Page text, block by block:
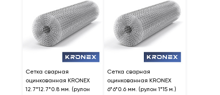
Сетка сварная
оцинкованная KRONEX
12.7*12.7*0.8 мм. (рулон
Сетка сварная
оцинкованная KRONEX
6*6*0.6 мм. (рулон 1*15 м.)